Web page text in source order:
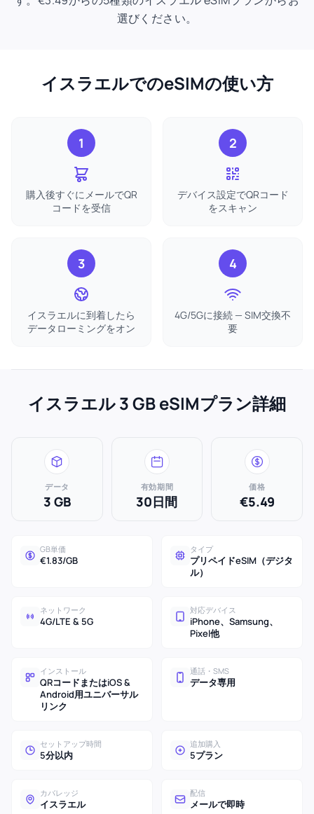
選びください。
イスラエルでのeSIMの使い方
1
購入後すぐにメールでQR
コードを受信
2
デバイス設定でQRコード
をスキャン
3
イスラエルに到着したら
データローミングをオン
4
4G/5Gに接続 — SIM交換不
要
イスラエル 3 GB eSIMプラン詳細
データ
3 GB
有効期間
30日間
価格
€5.49
GB単価
€1.83/GB
タイプ
プリペイドeSIM（デジタ
ル）
ネットワーク
4G/LTE & 5G
対応デバイス
iPhone、Samsung、
Pixel他
インストール
QRコードまたはiOS &
Android用ユニバーサル
リンク
通話・SMS
データ専用
セットアップ時間
5分以内
追加購入
5プラン
カバレッジ
イスラエル
配信
メールで即時